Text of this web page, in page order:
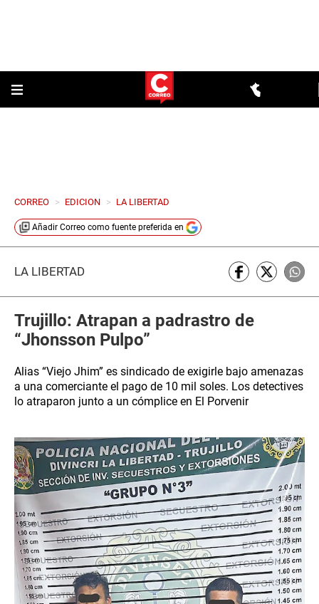
CORREO > EDICION > LA LIBERTAD
Añadir Correo como fuente preferida en
LA LIBERTAD
Trujillo: Atrapan a padrastro de
“Jhonsson Pulpo”
Alias “Viejo Jhim” es sindicado de exigirle bajo amenazas
a una comerciante el pago de 10 mil soles. Los detectives
lo atraparon junto a un cómplice en El Porvenir